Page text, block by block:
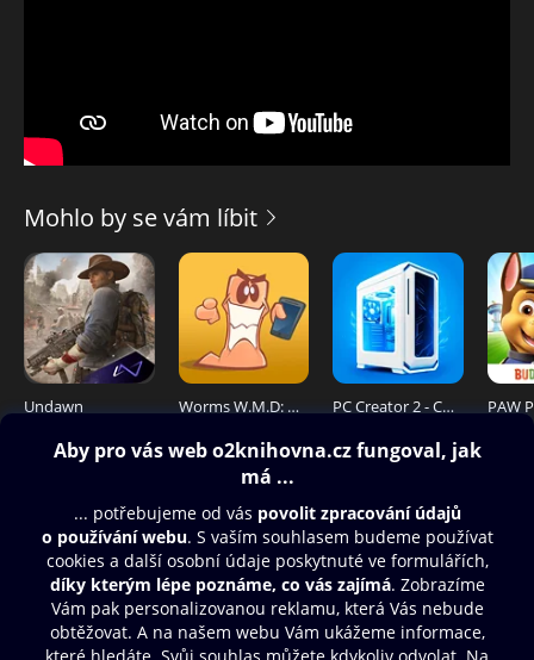
Mohlo by se vám líbit
Undawn Worms W.M.D: Mobilize PC Creator 2 - Computer Tycoon
Obsah ke stažení
Moje O2 Knihovna
Další zábava